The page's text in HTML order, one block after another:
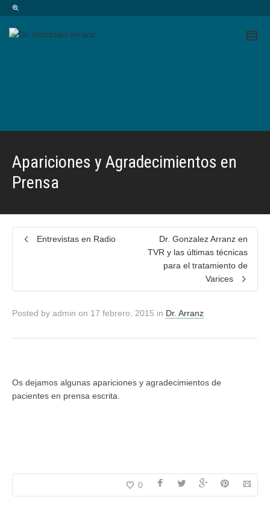
Apariciones y Agradecimientos en
Prensa
Entrevistas en Radio
Dr. Gonzalez Arranz en
TVR y las últimas técnicas
para el tratamiento de
Varices
Posted by admin on 17 febrero, 2015 in Dr. Arranz
Os dejamos algunas apariciones y agradecimientos de
pacientes en prensa escrita.
0